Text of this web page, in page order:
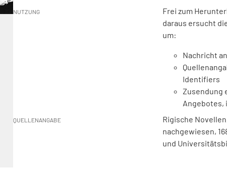
NUTZUNG
Frei zum
daraus ersucht
um:
Nachricht
Identifiers
Zusendung
Angebotes,
QUELLENANGABE
Rigische
nachgewiesen,
und